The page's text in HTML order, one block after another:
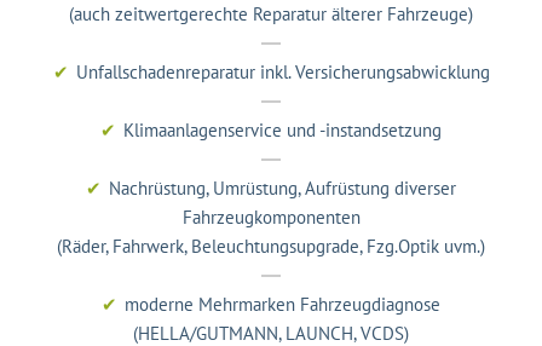
(auch zeitwertgerechte Reparatur älterer Fahrzeuge)
Unfallschadenreparatur inkl. Versicherungsabwicklung
Klimaanlagenservice und -instandsetzung
Nachrüstung, Umrüstung, Aufrüstung diverser
Fahrzeugkomponenten
(Räder, Fahrwerk, Beleuchtungsupgrade, Fzg.Optik uvm.)
moderne Mehrmarken Fahrzeugdiagnose
(HELLA/GUTMANN, LAUNCH, VCDS)